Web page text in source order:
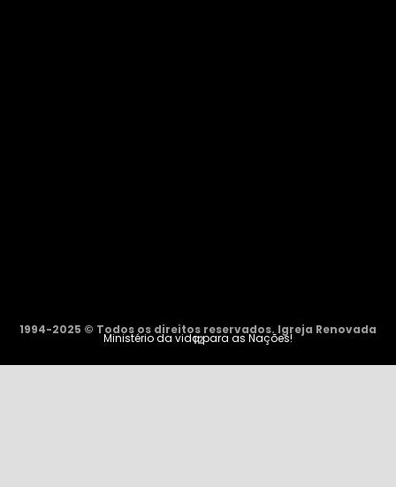
1994-2025 © Todos os direitos reservados. Igreja Renovada
12
Ministério da vida para as Nações!